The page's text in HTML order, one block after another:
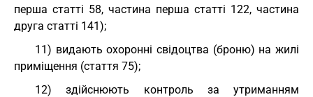
перша статті 58, частина перша статті 122, частина
друга статті 141);
11) видають охоронні свідоцтва (броню) на жилі
приміщення (стаття 75);
12) здійснюють контроль за утриманням